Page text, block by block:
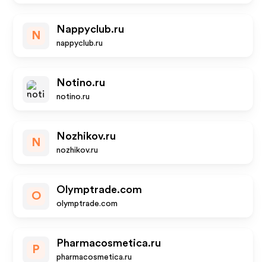
N
Nappyclub.ru
nappyclub.ru
Notino.ru
notino.ru
N
Nozhikov.ru
nozhikov.ru
O
Olymptrade.com
olymptrade.com
P
Pharmacosmetica.ru
pharmacosmetica.ru